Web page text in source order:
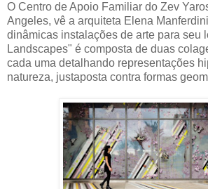
O Centro de Apoio Familiar do Zev
Angeles, vê a arquiteta Elena
dinâmicas instalações de arte para seu
Landscapes" é composta de duas
cada uma detalhando representações
natureza, justaposta contra formas